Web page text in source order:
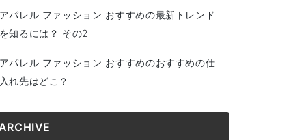
パレル ファッション おすすめの最新トレンド
知るには？ その2
パレル ファッション おすすめのおすすめの仕
れ先はどこ？